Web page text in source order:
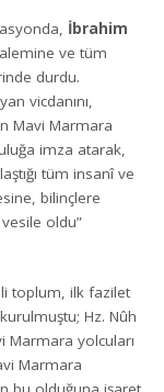
İbrahim
ve tüm
durdu.
vicdanını,
Mavi Marmara
imza atarak,
tüm insanî ve
bilinçlere
oldu”
toplum, ilk fazilet
Hz. Nûh
Marmara yolcuları
Marmara